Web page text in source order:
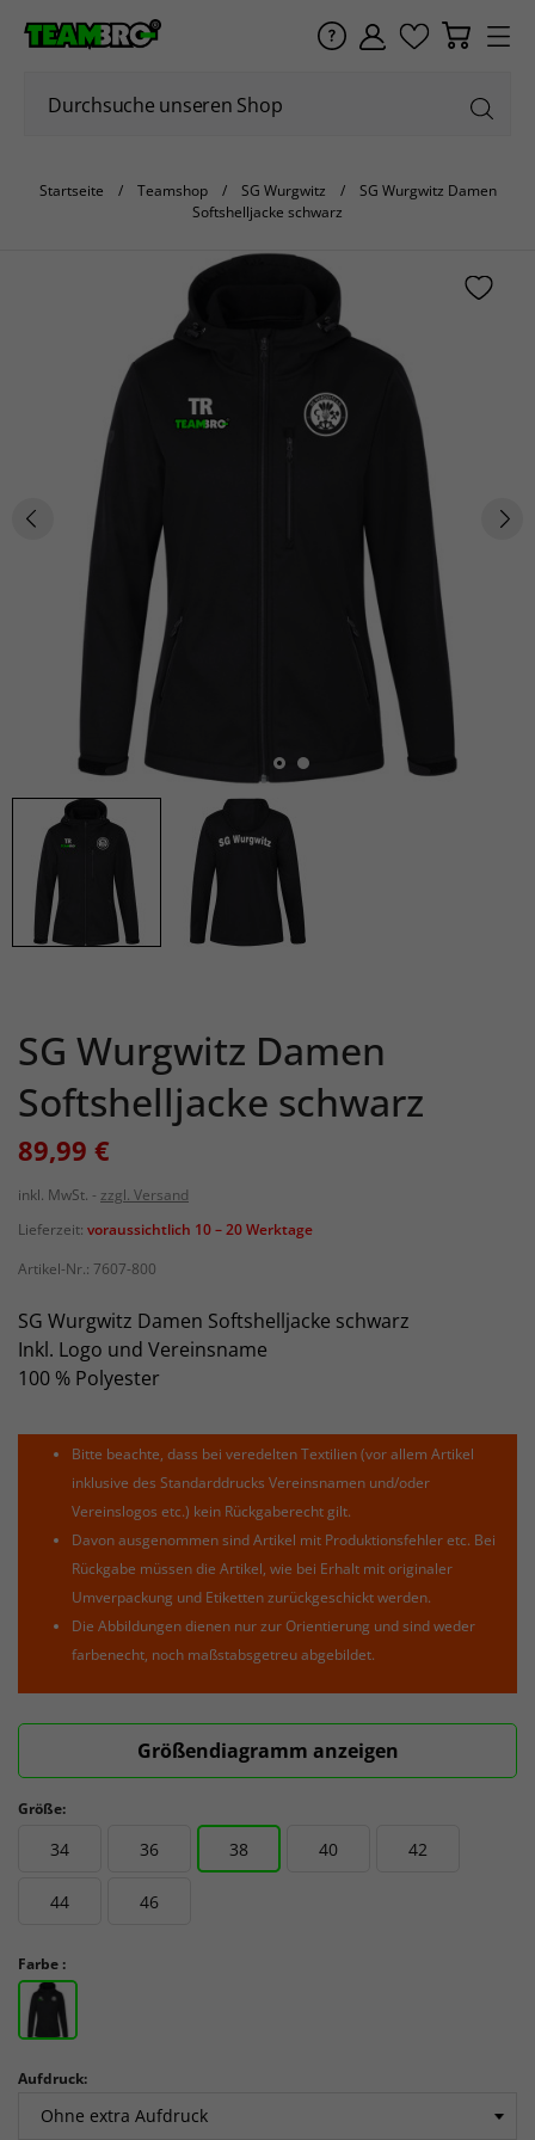
Startseite Teamshop SG Wurgwitz
SG Wurgwitz Damen
Softshelljacke schwarz
SG Wurgwitz Damen
Softshelljacke schwarz
89,99 €
inkl. MwSt.
zzgl. Versand
Lieferzeit: voraussichtlich 10 – 20 Werktage
Artikel-Nr.: 7607-800
SG Wurgwitz Damen Softshelljacke schwarz
Inkl. Logo und Vereinsname
100 % Polyester
Bitte beachte, dass bei veredelten Textilien (vor allem Artikel
inklusive des Standarddrucks Vereinsnamen und/oder
Vereinslogos etc.) kein Rückgaberecht gilt.
Davon ausgenommen sind Artikel mit Produktionsfehler etc. Bei
Rückgabe müssen die Artikel, wie bei Erhalt mit originaler
Umverpackung und Etiketten zurückgeschickt werden.
Die Abbildungen dienen nur zur Orientierung und sind weder
farbenecht, noch maßstabsgetreu abgebildet.
Größendiagramm anzeigen
Größe:
34 36 38 40 42
44 46
Farbe :
Aufdruck: